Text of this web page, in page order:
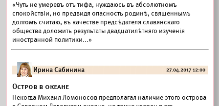
«Чуть не умеревъ отъ тифа, нуждаюсь въ абсолютномъ
спокойствіи, но предвидя опасность родинѣ, священнымъ
долгомъ считаю, въ качестве предсѣдателя славянскаго
общества доложить результаты двадцатилѣтняго изученія
иностранной политики...»
Ирина Сабинина 27.04.2017 12:00
Остров в океане
Некогда Михаил Ломоносов предполагал наличие этого острова